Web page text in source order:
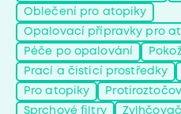
Oblečení pro atopiky
Opalovací přípravky pro
Péče po opalování
Prací a čisticí prostředky
Pro atopiky
Sprchové filtry